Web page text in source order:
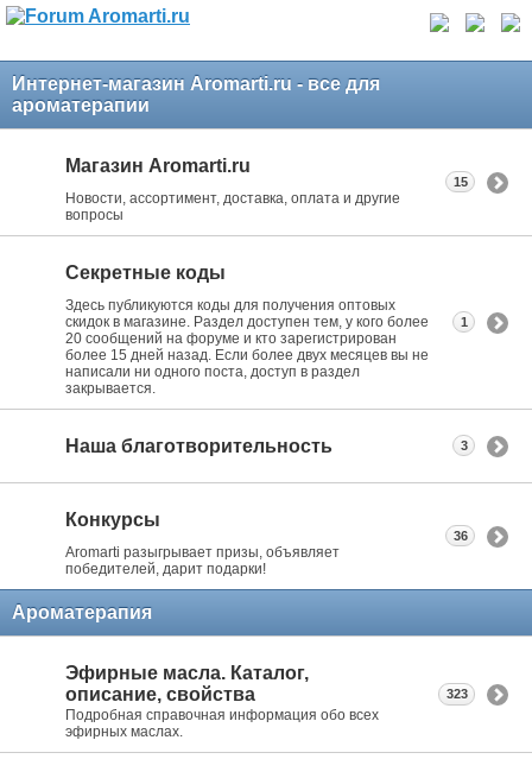
Интернет-магазин Aromarti.ru - все для
ароматерапии
Магазин Aromarti.ru
Новости, ассортимент, доставка, оплата и другие
вопросы
15
Секретные коды
Здесь публикуются коды для получения оптовых
скидок в магазине. Раздел доступен тем, у кого более
20 сообщений на форуме и кто зарегистрирован
более 15 дней назад. Если более двух месяцев вы не
написали ни одного поста, доступ в раздел
закрывается.
1
Наша благотворительность 3
Конкурсы
Aromarti разыгрывает призы, объявляет
победителей, дарит подарки!
36
Ароматерапия
Эфирные масла. Каталог,
описание, свойства
Подробная справочная информация обо всех
эфирных маслах.
323